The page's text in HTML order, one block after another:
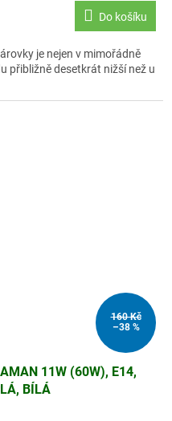
Do košíku
je nejen v mimořádně
přibližně desetkrát nižší než u
160 Kč
–38 %
11W (60W), E14,
BÍLÁ